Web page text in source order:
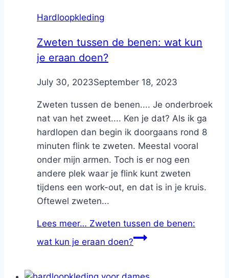
Hardloopkleding
Zweten tussen de benen: wat kun
je eraan doen?
ByNicole
July 30, 2023September 18, 2023
Zweten tussen de benen.... Je onderbroek
nat van het zweet.... Ken je dat? Als ik ga
hardlopen dan begin ik doorgaans rond 8
minuten flink te zweten. Meestal vooral
onder mijn armen. Toch is er nog een
andere plek waar je flink kunt zweten
tijdens een work-out, en dat is in je kruis.
Oftewel zweten...
Lees meer… Zweten tussen de benen:
wat kun je eraan doen?